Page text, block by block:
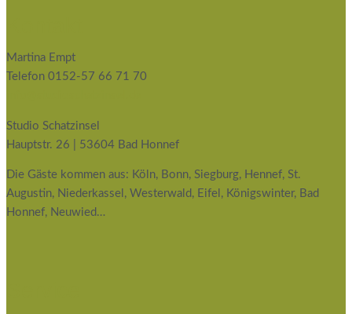
Martina Empt
Telefon 0152-57 66 71 70
Studio Schatzinsel
Hauptstr. 26 | 53604 Bad Honnef
Die Gäste kommen aus: Köln, Bonn, Siegburg, Hennef, St.
Augustin, Niederkassel, Westerwald, Eifel, Königswinter, Bad
Honnef, Neuwied…